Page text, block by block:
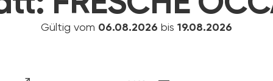
Gültig vom 06.08.2026 bis 19.08.2026